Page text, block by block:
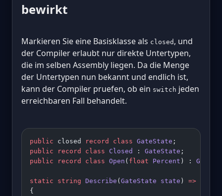
bewirkt
Markieren Sie eine Basisklasse als closed , und
der Compiler erlaubt nur direkte Untertypen,
die im selben Assembly liegen. Da die Menge
der Untertypen nun bekannt und endlich ist,
kann der Compiler pruefen, ob ein switch jeden
erreichbaren Fall behandelt.
public closed record class GateState ;
public record class Closed : GateState ;
public record class Open ( float Percent ) :
static string Describe ( GateState state ) =>
{